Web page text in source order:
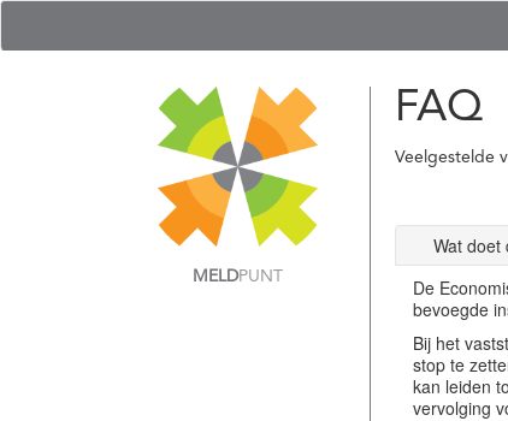
MELDPUNT
FAQ
Veelgestelde
Wat doet
De
bevoegde
Bij het
stop te
kan leiden
vervolging